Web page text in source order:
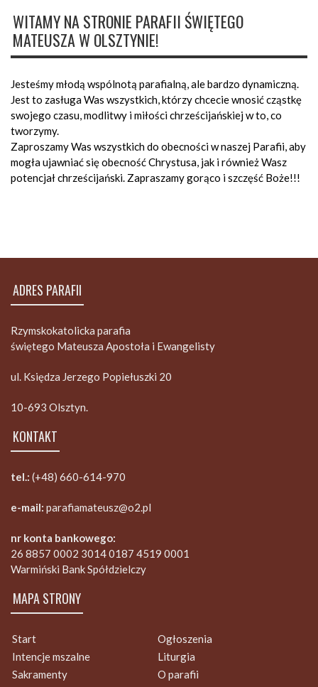
WITAMY NA STRONIE PARAFII ŚWIĘTEGO
MATEUSZA W OLSZTYNIE!
Jesteśmy młodą wspólnotą parafialną, ale bardzo dynamiczną.
Jest to zasługa Was wszystkich, którzy chcecie wnosić cząstkę
swojego czasu, modlitwy i miłości chrześcijańskiej w to, co
tworzymy.
Zaproszamy Was wszystkich do obecności w naszej Parafii, aby
mogła ujawniać się obecność Chrystusa, jak i również Wasz
potencjał chrześcijański. Zapraszamy gorąco i szczęść Boże!!!
ADRES PARAFII
Rzymskokatolicka parafia
świętego Mateusza Apostoła i Ewangelisty
ul. Księdza Jerzego Popiełuszki 20
10-693 Olsztyn.
KONTAKT
tel.: (+48) 660-614-970
e-mail: parafiamateusz@o2.pl
nr konta bankowego:
26 8857 0002 3014 0187 4519 0001
Warmiński Bank Spółdzielczy
MAPA STRONY
Start
Ogłoszenia
Intencje mszalne
Liturgia
Sakramenty
O parafii